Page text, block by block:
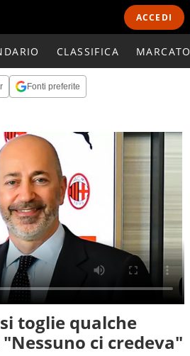
ACCEDI
CLASSIFICA
Fonti preferite
toglie qualche
ci credeva"